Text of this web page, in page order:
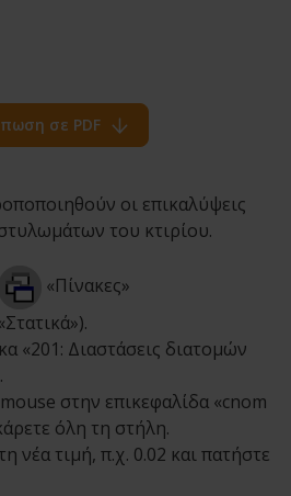
σε PDF
οι επικαλύψεις
του κτιρίου.
«Πίνακες»
«201: Διαστάσεις διατομών
στην επικεφαλίδα «cnom
όλη τη στήλη.
νέα τιμή, π.χ. 0.02 και πατήστε